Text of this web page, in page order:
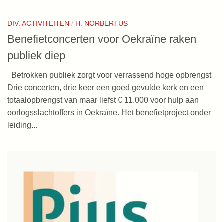
DIV. ACTIVITEITEN / H. NORBERTUS
Benefietconcerten voor Oekraïne raken
publiek diep
Betrokken publiek zorgt voor verrassend hoge opbrengst
Drie concerten, drie keer een goed gevulde kerk en een
totaalopbrengst van maar liefst € 11.000 voor hulp aan
oorlogsslachtoffers in Oekraïne. Het benefietproject onder
leiding...